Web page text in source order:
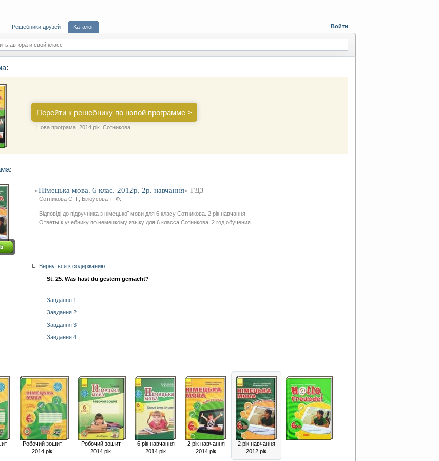
Решебники друзей Каталог Войти
автора и свой класс
:
Перейти к решебнику по новой программе >
Нова програма. 2014 рік. Сотникова
:
«Німецька мова. 6 клас. 2012р. 2р. навчання» ГДЗ
Сотникова С. І., Білоусова Т. Ф.
Відповіді до підручника з німецької мови для 6 класу Сотникова. 2 рік навчання.
Ответы к учебнику по немецкому языку для 6 класса Сотникова. 2 год обучения.
Вернуться к содержанию
St. 25. Was hast du gestern gemacht?
Завдання 1
Завдання 2
Завдання 3
Завдання 4
Робочий зошит
2014 рік
Робочий зошит
2014 рік
6 рік навчання
2014 рік
2 рік навчання
2014 рік
2 рік навчання
2012 рік